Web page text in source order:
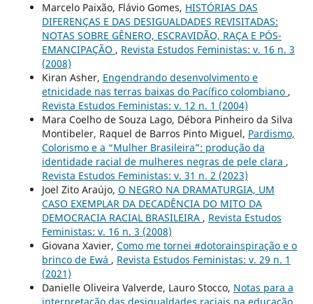
Marcelo Paixão, Flávio Gomes, HISTÓRIAS DAS
DIFERENÇAS E DAS DESIGUALDADES REVISITADAS:
NOTAS SOBRE GÊNERO, ESCRAVIDÃO, RAÇA E PÓS-
EMANCIPAÇÃO , Revista Estudos Feministas: v. 16 n. 3
(2008)
Kiran Asher, Engendrando desenvolvimento e
etnicidade nas terras baixas do Pacífico colombiano ,
Revista Estudos Feministas: v. 12 n. 1 (2004)
Mara Coelho de Souza Lago, Débora Pinheiro da Silva
Montibeler, Raquel de Barros Pinto Miguel, Pardismo,
Colorismo e a “Mulher Brasileira”: produção da
identidade racial de mulheres negras de pele clara ,
Revista Estudos Feministas: v. 31 n. 2 (2023)
Joel Zito Araújo, O NEGRO NA DRAMATURGIA, UM
CASO EXEMPLAR DA DECADÊNCIA DO MITO DA
DEMOCRACIA RACIAL BRASILEIRA , Revista Estudos
Feministas: v. 16 n. 3 (2008)
Giovana Xavier, Como me tornei #dotorainspiração e o
brinco de Ewá , Revista Estudos Feministas: v. 29 n. 1
(2021)
Danielle Oliveira Valverde, Lauro Stocco, Notas para a